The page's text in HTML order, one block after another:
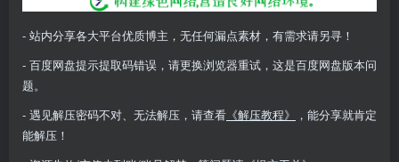
- 站内分享各大平台优质博主，无任何漏点素材，有需求请另寻！
- 百度网盘提示提取码错误，请更换浏览器重试，这是百度网盘版本问
题。
- 遇见解压密码不对、无法解压，请查看 《解压教程》
，能分享就肯定
能解压！